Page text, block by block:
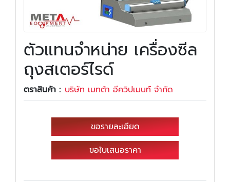
ตัวแทนจำหน่าย เครื่องซีล
ถุงสเตอร์ไรด์
ตราสินค้า : บริษัท เมทต้า อีควิปเมนท์ จำกัด
ขอรายละเอียด
ขอใบเสนอราคา